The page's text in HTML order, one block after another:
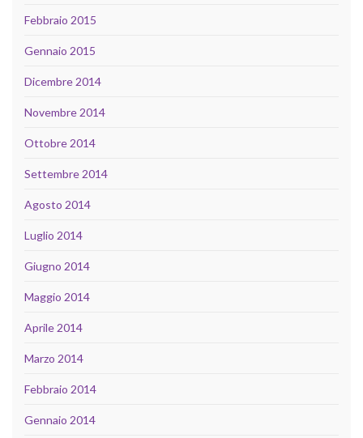
Febbraio 2015
Gennaio 2015
Dicembre 2014
Novembre 2014
Ottobre 2014
Settembre 2014
Agosto 2014
Luglio 2014
Giugno 2014
Maggio 2014
Aprile 2014
Marzo 2014
Febbraio 2014
Gennaio 2014